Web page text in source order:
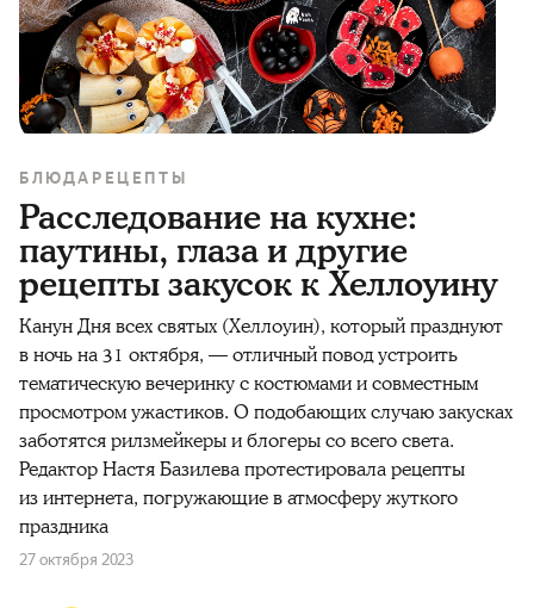
БЛЮДА РЕЦЕПТЫ
Расследование на кухне:
паутины, глаза и другие
рецепты закусок к Хеллоуину
Канун Дня всех святых (Хеллоуин), который празднуют
в ночь на 31 октября, — отличный повод устроить
тематическую вечеринку с костюмами и совместным
просмотром ужастиков. О подобающих случаю закусках
заботятся рилзмейкеры и блогеры со всего света.
Редактор Настя Базилева протестировала рецепты
из интернета, погружающие в атмосферу жуткого
праздника
27 октября 2023